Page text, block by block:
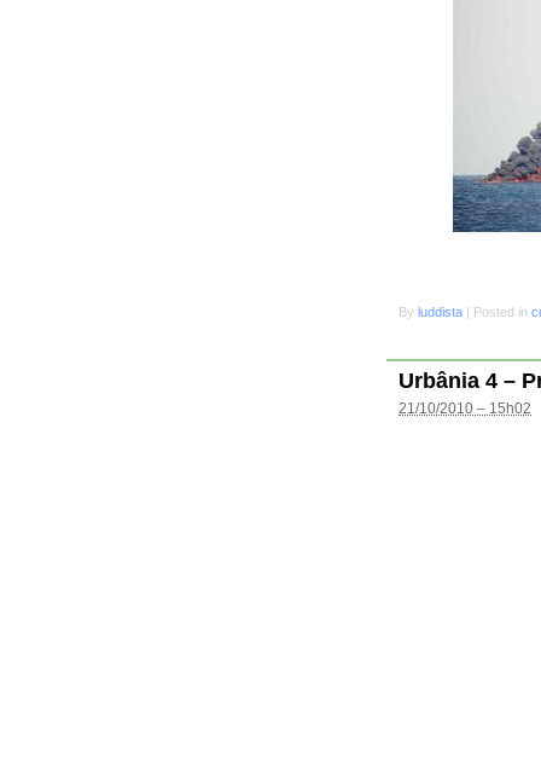
By luddista | Posted in
Urbânia 4 –
21/10/2010 – 15h02